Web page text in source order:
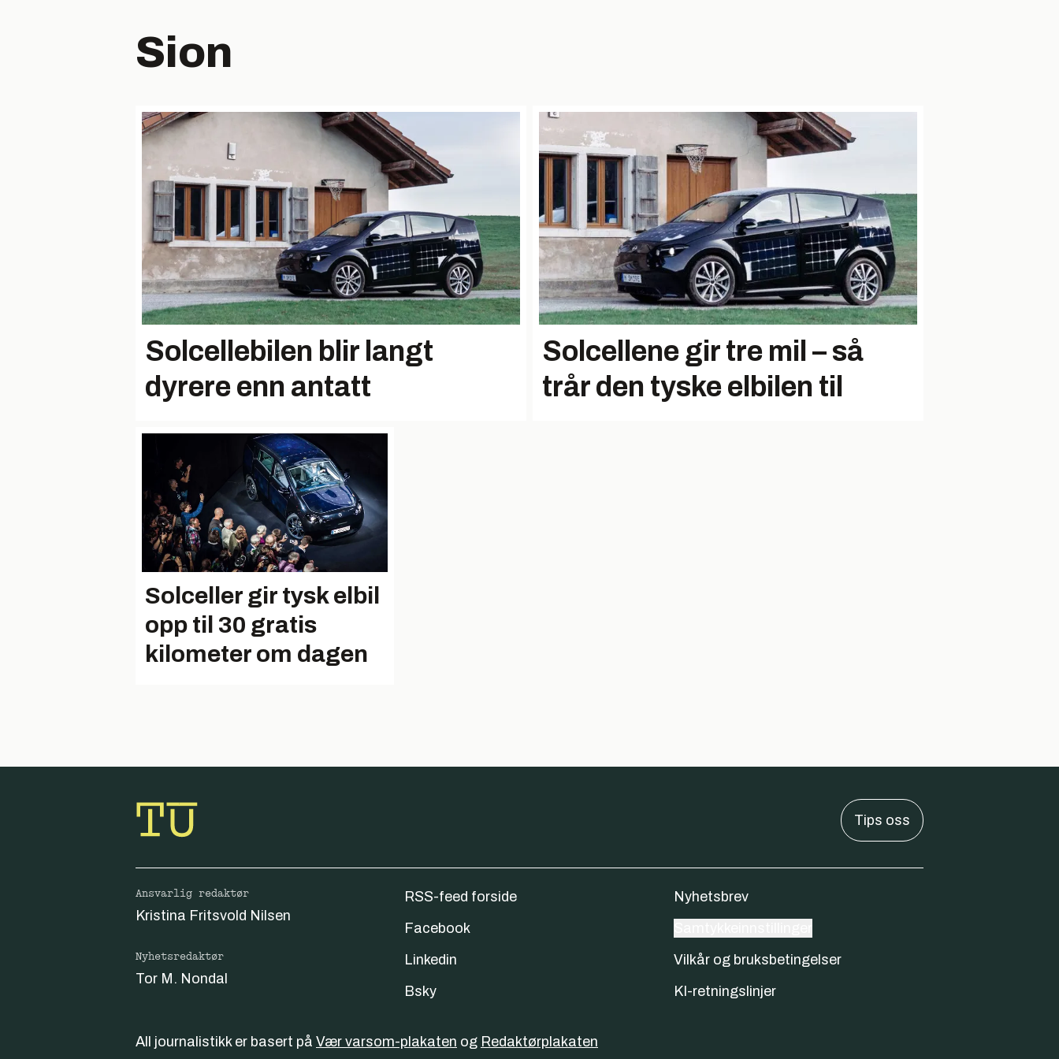
Sion
Solcellebilen blir langt
dyrere enn antatt
Solcellene gir tre mil – så
trår den tyske elbilen til
Solceller gir tysk elbil
opp til 30 gratis
kilometer om dagen
Tips oss
Ansvarlig redaktør
Kristina Fritsvold Nilsen
Nyhetsredaktør
Tor M. Nondal
RSS-feed forside
Facebook
Linkedin
Bsky
Nyhetsbrev
Vilkår og bruksbetingelser
KI-retningslinjer
All journalistikk er basert på Vær varsom-plakaten og Redaktørplakaten